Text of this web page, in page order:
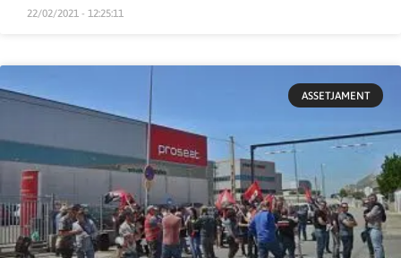
22/02/2021 - 12:25:11
ASSETJAMENT